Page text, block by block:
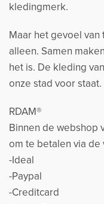
kledingmerk.
Maar het gevoel
alleen. Samen
het is. De kleding
onze stad voor staat.
RDAM®
Binnen de webshop
om te betalen via
-Ideal
-Paypal
-Creditcard